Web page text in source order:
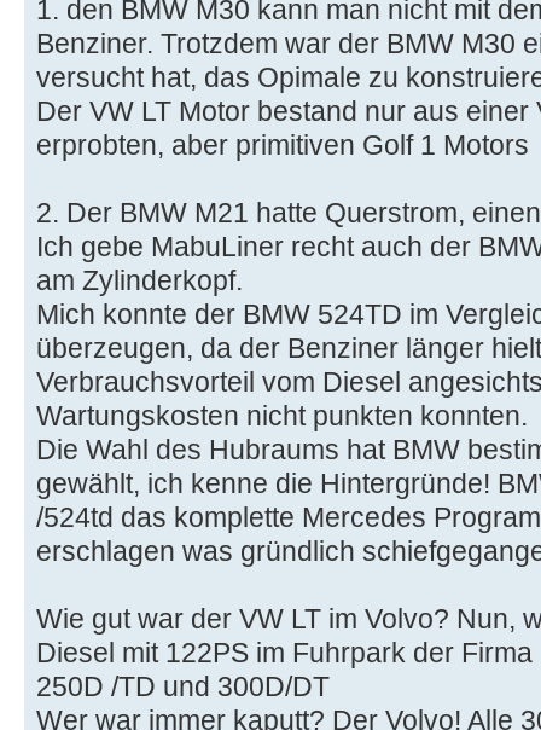
1. den BMW M30 kann man nicht mit
Benziner. Trotzdem war der BMW M30
versucht hat, das Opimale zu
Der VW LT Motor bestand nur aus
erprobten, aber primitiven Golf 1 Motors
2. Der BMW M21 hatte Querstrom,
Ich gebe MabuLiner recht auch der
am Zylinderkopf.
Mich konnte der BMW 524TD im
überzeugen, da der Benziner länger
Verbrauchsvorteil vom Diesel
Wartungskosten nicht punkten konnten.
Die Wahl des Hubraums hat BMW
gewählt, ich kenne die Hintergründe!
/524td das komplette Mercedes
erschlagen was gründlich
Wie gut war der VW LT im Volvo? Nun,
Diesel mit 122PS im Fuhrpark der
250D /TD und 300D/DT
Wer war immer kaputt? Der Volvo! Alle